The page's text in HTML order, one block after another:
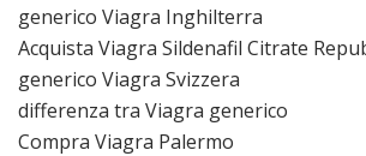
generico Viagra Inghilterra
Acquista Viagra Sildenafil Citrate
generico Viagra Svizzera
differenza tra Viagra generico
Compra Viagra Palermo